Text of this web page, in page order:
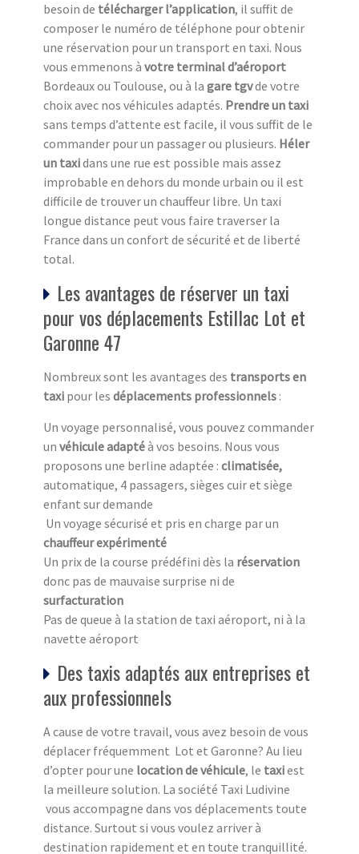
besoin de télécharger l’application, il suffit de
composer le numéro de téléphone pour obtenir
une réservation pour un transport en taxi. Nous
vous emmenons à votre terminal d’aéroport
Bordeaux ou Toulouse, ou à la gare tgvde votre
choix avec nos véhicules adaptés. Prendre un taxi
sans temps d’attente est facile, il vous suffit de le
commander pour un passager ou plusieurs. Héler
un taxidans une rue est possible mais assez
improbable en dehors du monde urbain ou il est
difficile de trouver un chauffeur libre. Un taxi
longue distance peut vous faire traverser la
France dans un confort de sécurité et de liberté
total.
Les avantages de réserver un taxi
pour vos déplacements Estillac Lot et
Garonne 47
Nombreux sont les avantages des transports en
taxi pour les déplacements professionnels :
Un voyage personnalisé, vous pouvez commander
un véhicule adaptéà vos besoins. Nous vous
proposons une berline adaptée : climatisée,
automatique, 4 passagers, sièges cuir et siège
enfant sur demande
Un voyage sécurisé et pris en charge par un
chauffeur expérimenté
Un prix de la course prédéfini dès la réservation
donc pas de mauvaise surprise ni de
surfacturation
Pas de queue à la station de taxi aéroport, ni à la
navette aéroport
Des taxis adaptés aux entreprises et
aux professionnels
A cause de votre travail, vous avez besoin de vous
déplacer fréquemment Lot et Garonne? Au lieu
d’opter pour une location de véhicule, le taxiest
la meilleure solution. La société Taxi Ludivine
vous accompagne dans vos déplacements toute
distance. Surtout si vous voulez arriver à
destination rapidement et en toute tranquillité.